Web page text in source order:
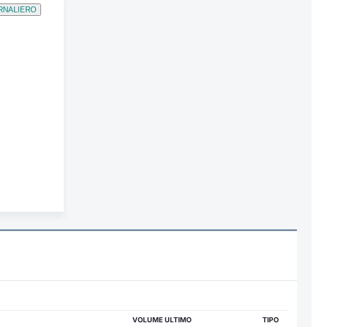
VOLUME ULTIMO TIPO